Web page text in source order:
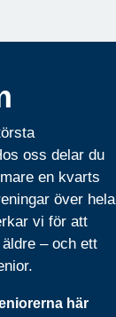
oss delar du
en kvarts
över hela
vi för att
– och ett
här